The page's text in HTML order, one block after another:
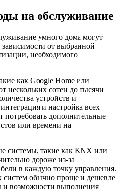
на обслуживание
умного дома могут
зависимости от выбранной
необходимого
как Google Home или
нескольких сотен до тысячи
устройств и
и настройка всех
потребовать дополнительные
или времени на
системы, такие как KNX или
дороже из-за
в каждую точку управления.
систем обычно проще и дешевле
и возможности выполнения